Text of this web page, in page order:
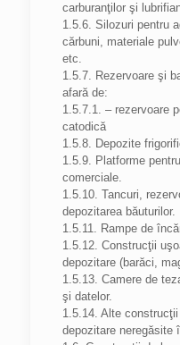
carburanţilor şi
1.5.6. Silozuri pentru
cărbuni, materiale
etc.
1.5.7. Rezervoare şi
afară de:
1.5.7.1. – rezervoare
catodică
1.5.8. Depozite
1.5.9. Platforme
comerciale.
1.5.10. Tancuri,
depozitarea băuturilor.
1.5.11. Rampe de
1.5.12. Construcţii
depozitare (barăci,
1.5.13. Camere de
şi datelor.
1.5.14. Alte
depozitare neregăsite